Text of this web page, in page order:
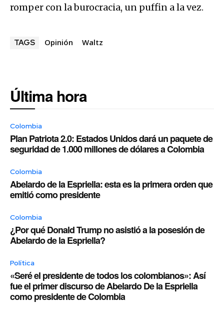
romper con la burocracia, un puffin a la vez.
TAGS Opinión Waltz
Última hora
Colombia
Plan Patriota 2.0: Estados Unidos dará un paquete de
seguridad de 1.000 millones de dólares a Colombia
Colombia
Abelardo de la Espriella: esta es la primera orden que
emitió como presidente
Colombia
¿Por qué Donald Trump no asistió a la posesión de
Abelardo de la Espriella?
Política
«Seré el presidente de todos los colombianos»: Así
fue el primer discurso de Abelardo De la Espriella
como presidente de Colombia